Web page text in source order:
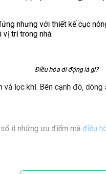
nhưng với thiết kế cục
vị trí trong nhà.
Điều hòa di động là gì?
lọc khí. Bên cạnh đó,
ít những ưu điểm mà điều